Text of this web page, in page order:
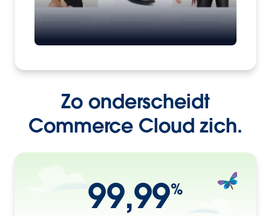
Zo onderscheidt
Commerce Cloud zich.
99,99%